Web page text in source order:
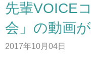
ニュース
デジタルパンフ
先輩VOICE
会」の動画
2017年10月04日